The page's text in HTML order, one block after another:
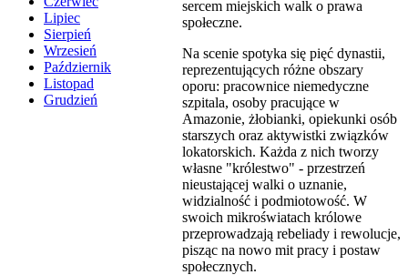
Lipiec
Sierpień
Wrzesień
Październik
Listopad
Grudzień
sercem miejskich walk o prawa
społeczne.
Na scenie spotyka się pięć dynastii,
reprezentujących różne obszary
oporu: pracownice niemedyczne
szpitala, osoby pracujące w
Amazonie, żłobianki, opiekunki osób
starszych oraz aktywistki związków
lokatorskich. Każda z nich tworzy
własne "królestwo" - przestrzeń
nieustającej walki o uznanie,
widzialność i podmiotowość. W
swoich mikroświatach królowe
przeprowadzają rebeliady i rewolucje,
pisząc na nowo mit pracy i postaw
społecznych.